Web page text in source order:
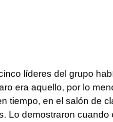
líderes del grupo
era aquello, por lo
tiempo, en el salón de
Lo demostraron